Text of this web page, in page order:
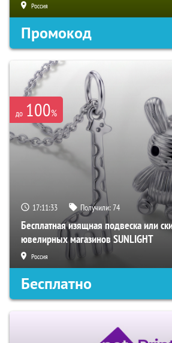
Россия
Промокод
до 100%
17:11:32 Получили:74
Бесплатная изящная подвеска или
ювелирных магазинов SUNLIGHT
Россия
Бесплатно